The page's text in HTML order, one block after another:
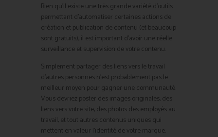
Bien qu’il existe une très grande variété d’outils
permettant d’automatiser certaines actions de
création et publication de contenu (et beaucoup
sont gratuits), il est important d’avoir une réelle
surveillance et supervision de votre contenu.
Simplement partager des liens vers le travail
d’autres personnes n’est probablement pas le
meilleur moyen pour gagner une communauté.
Vous devriez poster des images originales, des
liens vers votre site, des photos des employés au
travail, et tout autres contenus uniques qui
mettent en valeur l’identité de votre marque.